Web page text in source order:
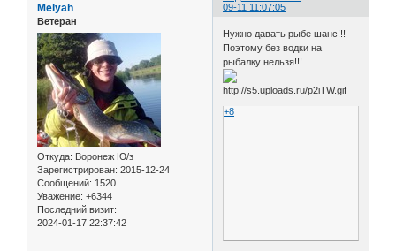
09-11 11:07:05
Melyah
Ветеран
Откуда: Воронеж Ю/з
Зарегистрирован: 2015-12-24
Сообщений: 1520
Уважение: +6344
Последний визит:
2024-01-17 22:37:42
Нужно давать рыбе шанс!!!
Поэтому без водки на
рыбалку нельзя!!!
+8